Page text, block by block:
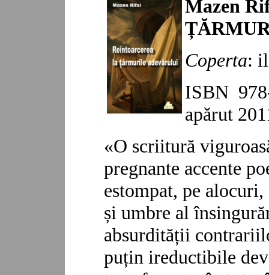
Mazen
Coperta:
ISBN
apǎrut
«O scriitură
pregnante accente
estompat, pe
și umbre al
absurdității
puțin ireductibile